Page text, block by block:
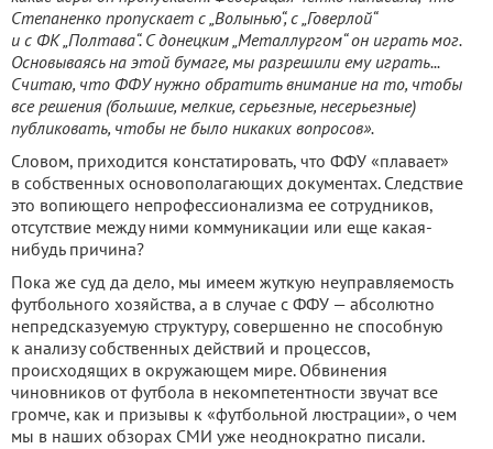
Степаненко пропускает с „Волынью“, с „Говерлой“
и с ФК „Полтава“. С донецким „Металлургом“ он играть мог.
Основываясь на этой бумаге, мы разрешили ему играть...
Считаю, что ФФУ нужно обратить внимание на то, чтобы
все решения (большие, мелкие, серьезные, несерьезные)
публиковать, чтобы не было никаких вопросов».
Словом, приходится констатировать, что ФФУ «плавает»
в собственных основополагающих документах. Следствие
это вопиющего непрофессионализма ее сотрудников,
отсутствие между ними коммуникации или еще какая-
нибудь причина?
Пока же суд да дело, мы имеем жуткую неуправляемость
футбольного хозяйства, а в случае с ФФУ — абсолютно
непредсказуемую структуру, совершенно не способную
к анализу собственных действий и процессов,
происходящих в окружающем мире. Обвинения
чиновников от футбола в некомпетентности звучат все
громче, как и призывы к «футбольной люстрации», о чем
мы в наших обзорах СМИ уже неоднократно писали.